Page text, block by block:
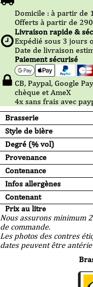
Brasserie
Style de bière
Degré (% vol)
Provenance
Contenance
Infos allergènes
Contenant
Prix au litre
Nous assurons minimum
de commande.
Les photos des contres
dates peuvent être
Domicile : à partir de
Offerts à partir de 290
Livraison rapide &
Expédié sous 3 jours
Date de livraison
Paiement sécurisé
CB, Paypal, Google
chèque et AmeX
4x sans frais avec